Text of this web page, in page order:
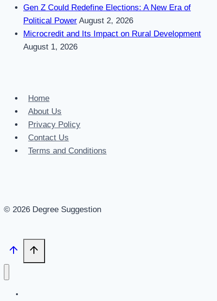
Gen Z Could Redefine Elections: A New Era of
Political Power August 2, 2026
Microcredit and Its Impact on Rural Development
August 1, 2026
Home
About Us
Privacy Policy
Contact Us
Terms and Conditions
© 2026 Degree Suggestion